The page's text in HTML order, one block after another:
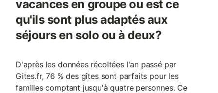
vacances en groupe ou est ce
qu'ils sont plus adaptés aux
séjours en solo ou à deux?
D'après les données récoltées l'an passé par
Gites.fr, 76 % des gîtes sont parfaits pour les
familles comptant jusqu'à quatre personnes. Ce